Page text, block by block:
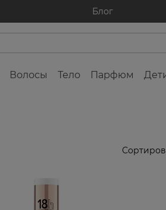
Блог
Волосы Тело Парфюм